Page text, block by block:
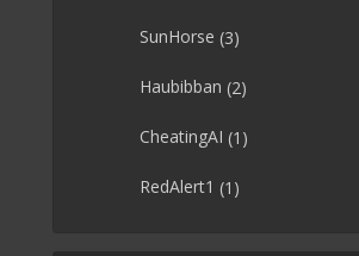
SunHorse (3)
Haubibban (2)
CheatingAI (1)
RedAlert1 (1)